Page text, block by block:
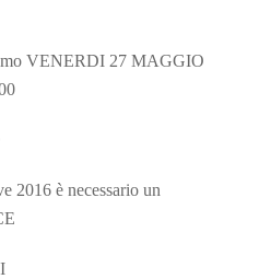
VENERDI 27 MAGGIO
2016 è necessario un